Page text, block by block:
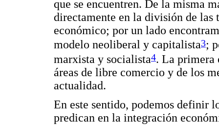
que se encuentren. De la misma
directamente en la división de las
económico; por un lado
modelo neoliberal y capitalista3;
marxista y socialista4. La primera
áreas de libre comercio y de los
actualidad.
En este sentido, podemos definir
predican en la integración